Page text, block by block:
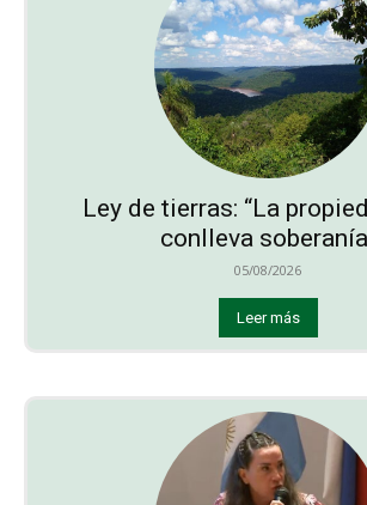
Ley de tierras: “La
conlleva
05/08/2026
Leer más